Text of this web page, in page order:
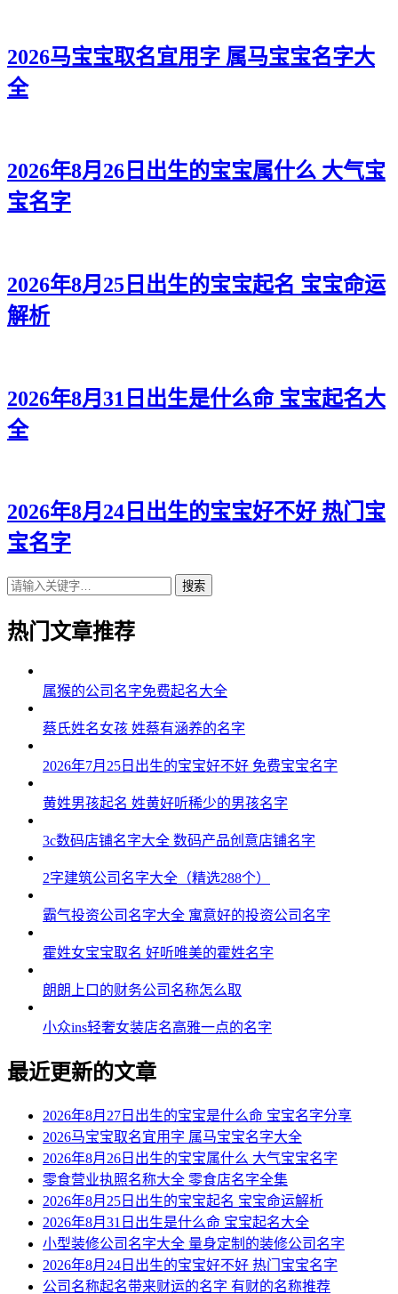
2026马宝宝取名宜用字 属马宝宝名字大
全
2026年8月26日出生的宝宝属什么 大气宝
宝名字
2026年8月25日出生的宝宝起名 宝宝命运
解析
2026年8月31日出生是什么命 宝宝起名大
全
2026年8月24日出生的宝宝好不好 热门宝
宝名字
搜索
热门文章推荐
属猴的公司名字免费起名大全
蔡氏姓名女孩 姓蔡有涵养的名字
2026年7月25日出生的宝宝好不好 免费宝宝名字
黄姓男孩起名 姓黄好听稀少的男孩名字
3c数码店铺名字大全 数码产品创意店铺名字
2字建筑公司名字大全（精选288个）
霸气投资公司名字大全 寓意好的投资公司名字
霍姓女宝宝取名 好听唯美的霍姓名字
朗朗上口的财务公司名称怎么取
小众ins轻奢女装店名高雅一点的名字
最近更新的文章
2026年8月27日出生的宝宝是什么命 宝宝名字分享
2026马宝宝取名宜用字 属马宝宝名字大全
2026年8月26日出生的宝宝属什么 大气宝宝名字
零食营业执照名称大全 零食店名字全集
2026年8月25日出生的宝宝起名 宝宝命运解析
2026年8月31日出生是什么命 宝宝起名大全
小型装修公司名字大全 量身定制的装修公司名字
2026年8月24日出生的宝宝好不好 热门宝宝名字
公司名称起名带来财运的名字 有财的名称推荐